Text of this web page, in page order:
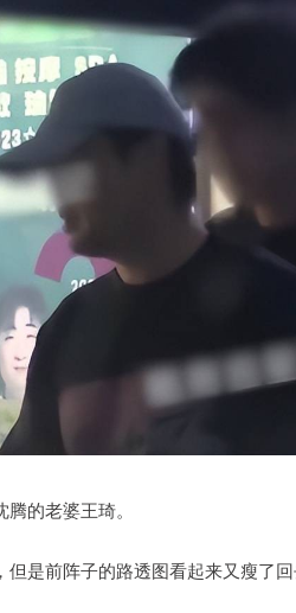
的老婆王琦。
是前阵子的路透图看起来又瘦了回